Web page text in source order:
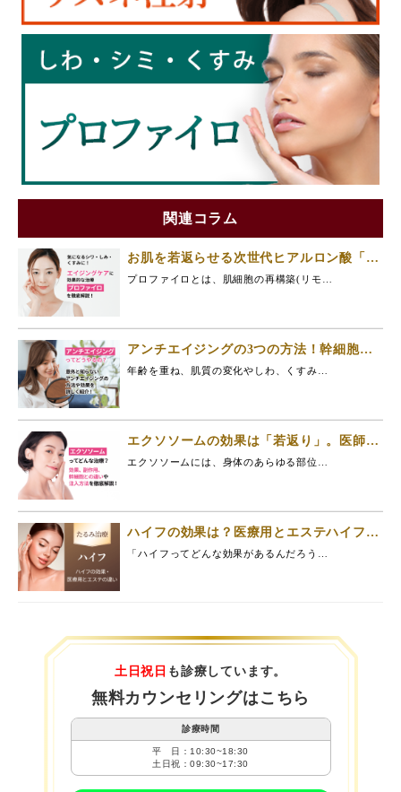
関連コラム
お肌を若返らせる次世代ヒアルロン酸「プ
ロファイロ」。お肌のシワ・たるみ・ハリ
プロファイロとは、肌細胞の再構築(リモ…
アンチエイジングの3つの方法！幹細胞治
療で最速若返りも◎
年齢を重ね、肌質の変化やしわ、くすみ…
エクソソームの効果は「若返り」。医師が
3つの美容効果を徹底解説。
エクソソームには、身体のあらゆる部位…
ハイフの効果は？医療用とエステハイフの
違いと危険性・同種の治療と比較
「ハイフってどんな効果があるんだろう…
土日祝日 も診療しています。
無料カウンセリングはこちら
診療時間
平 日：10:30~18:30
土日祝：09:30~17:30